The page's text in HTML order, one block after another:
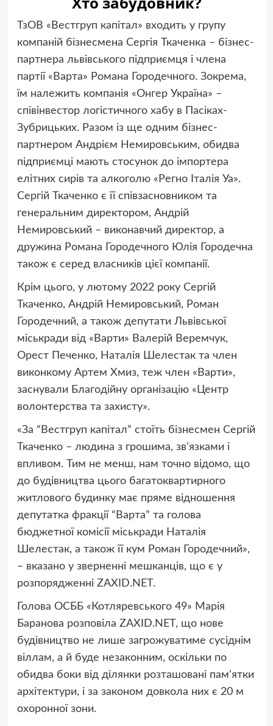
ТзОВ «Вестгруп капітал» входить у групу
компаній бізнесмена Сергія Ткаченка – бізнес-
партнера львівського підприємця і члена
партії «Варта» Романа Городечного. Зокрема,
їм належить компанія «Онгер Україна» –
співінвестор логістичного хабу в Пасіках-
Зубрицьких. Разом із ще одним бізнес-
партнером Андрієм Немировським, обидва
підприємці мають стосунок до імпортера
елітних сирів та алкоголю «Регно Італія Уа».
Сергій Ткаченко є її співзасновником та
генеральним директором, Андрій
Немировський – виконавчий директор, а
дружина Романа Городечного Юлія Городечна
також є серед власників цієї компанії.
Крім цього, у лютому 2022 року Сергій
Ткаченко, Андрій Немировський, Роман
Городечний, а також депутати Львівської
міськради від «Варти» Валерій Веремчук,
Орест Печенко, Наталія Шелестак та член
виконкому Артем Хмиз, теж член «Варти»,
заснували Благодійну організацію «Центр
волонтерства та захисту».
«За “Вестгруп капітал” стоїть бізнесмен Сергій
Ткаченко – людина з грошима, звʼязками і
впливом. Тим не менш, нам точно відомо, що
до будівництва цього багатоквартирного
житлового будинку має пряме відношення
депутатка фракції “Варта” та голова
бюджетної комісії міськради Наталія
Шелестак, а також її кум Роман Городечний»,
– вказано у зверненні мешканців, що є у
розпорядженні ZAXID.NET.
Голова ОСББ «Котляревського 49» Марія
Баранова розповіла ZAXID.NET, що нове
будівництво не лише загрожуватиме сусіднім
віллам, а й буде незаконним, оскільки по
обидва боки від ділянки розташовані памʼятки
архітектури, і за законом довкола них є 20 м
охоронної зони.